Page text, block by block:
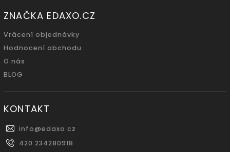
ZNAČKA EDAXO.CZ
Vrácení objednávky
Hodnocení obchodu
O nás
BLOG
KONTAKT
info@edaxo.cz
420 234280918